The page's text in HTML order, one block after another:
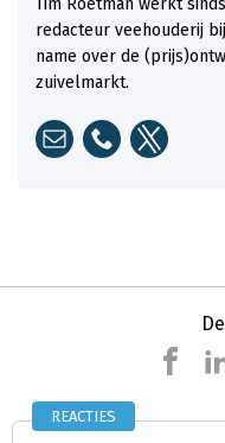
Tim Roetman werkt
redacteur veehouderij
name over de
zuivelmarkt.
REACTIES